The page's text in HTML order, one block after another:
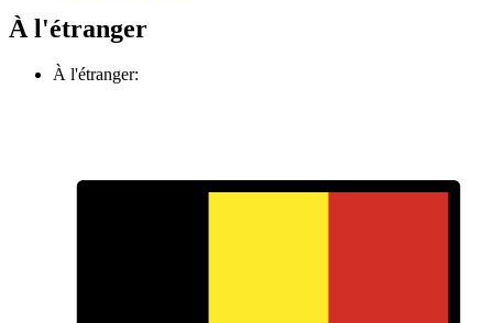
À l'étranger
À l'étranger: